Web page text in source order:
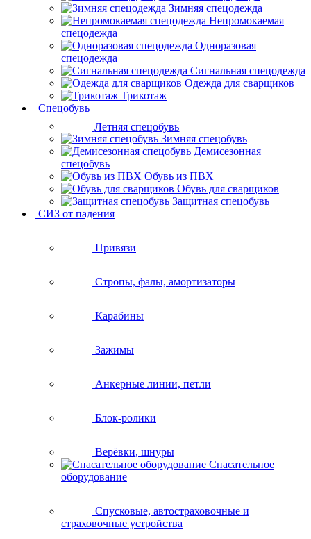
Зимняя спецодежда
Непромокаемая
спецодежда
Одноразовая
спецодежда
Сигнальная спецодежда
Одежда для сварщиков
Трикотаж
Спецобувь
Летняя спецобувь
Зимняя спецобувь
Демисезонная
спецобувь
Обувь из ПВХ
Обувь для сварщиков
Защитная спецобувь
СИЗ от падения
Привязи
Стропы, фалы, амортизаторы
Карабины
Зажимы
Анкерные линии, петли
Блок-ролики
Верёвки, шнуры
Спасательное
оборудование
Спусковые, автостраховочные и
страховочные устройства